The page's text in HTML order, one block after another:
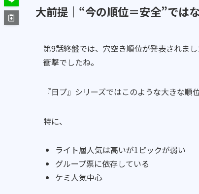
大前提｜“今の順位＝安全”では
第9話終盤では、穴空き順位が発表されま
衝撃でしたね。
『日プ』シリーズではこのような大きな順
特に、
ライト層人気は高いが1ピックが弱い
グループ票に依存している
ケミ人気中心